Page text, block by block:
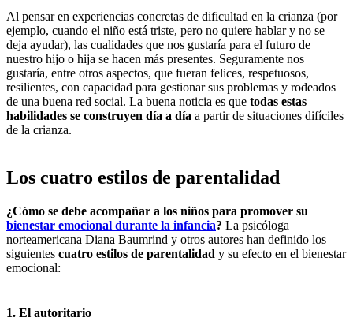
Al pensar en experiencias concretas de dificultad en la crianza (por
ejemplo, cuando el niño está triste, pero no quiere hablar y no se
deja ayudar), las cualidades que nos gustaría para el futuro de
nuestro hijo o hija se hacen más presentes. Seguramente nos
gustaría, entre otros aspectos, que fueran felices, respetuosos,
resilientes, con capacidad para gestionar sus problemas y rodeados
de una buena red social. La buena noticia es que todas estas
habilidades se construyen día a día a partir de situaciones difíciles
de la crianza.
Los cuatro estilos de parentalidad
¿Cómo se debe acompañar a los niños para promover su
bienestar emocional durante la infancia? La psicóloga
norteamericana Diana Baumrind y otros autores han definido los
siguientes cuatro estilos de parentalidad y su efecto en el bienestar
emocional:
1. El autoritario